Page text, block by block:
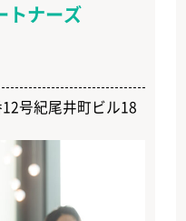
トナーズ
号紀尾井町ビル18